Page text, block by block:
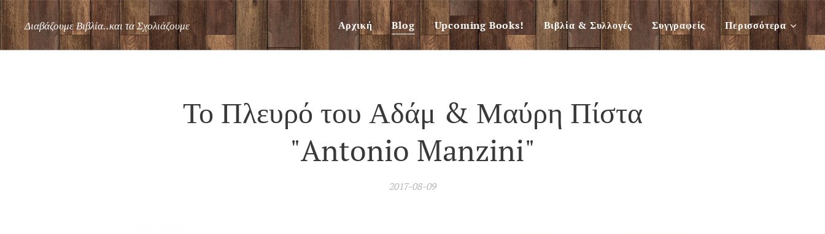
Διαβάζουμε Βιβλία..και τα Σχολιάζουμε Αρχική Blog Upcoming Books! Βιβλία & Συλλογές Συγγραφείς Περισσότερα
Το Πλευρό του Αδάμ & Μαύρη Πίστα
"Antonio Manzini"
2017-08-09